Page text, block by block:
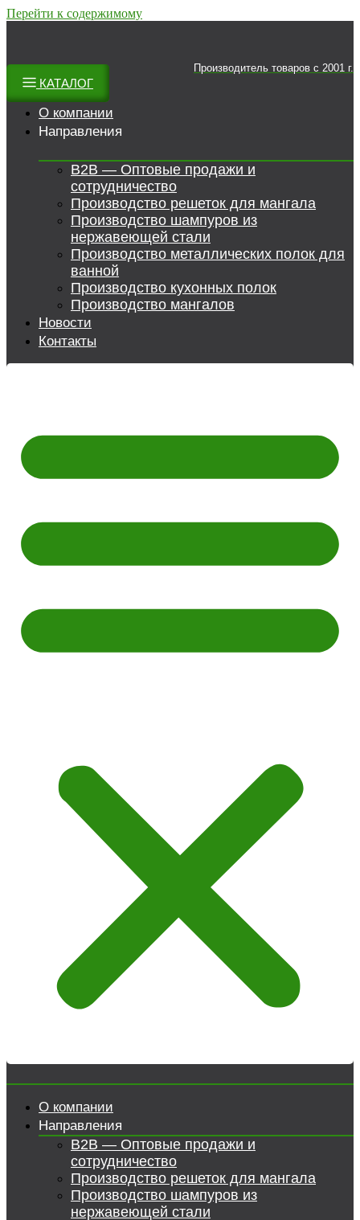
Перейти к содержимому
Производитель товаров c 2001 г.
КАТАЛОГ
О компании
Направления
B2B — Оптовые продажи и
сотрудничество
Производство решеток для мангала
Производство шампуров из
нержавеющей стали
Производство металлических полок для
ванной
Производство кухонных полок
Производство мангалов
Новости
Контакты
О компании
Направления
B2B — Оптовые продажи и
сотрудничество
Производство решеток для мангала
Производство шампуров из
нержавеющей стали